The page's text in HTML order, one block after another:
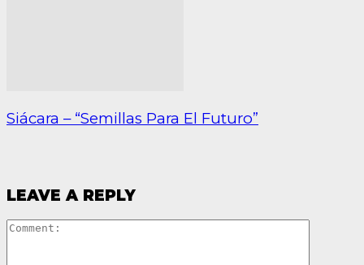
Siácara – “Semillas Para El Futuro”
LEAVE A REPLY